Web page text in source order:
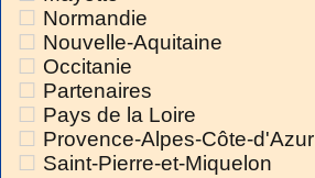
Normandie
Nouvelle-Aquitaine
Occitanie
Partenaires
Pays de la Loire
Provence-Alpes-Côte-d'Azur
Saint-Pierre-et-Miquelon